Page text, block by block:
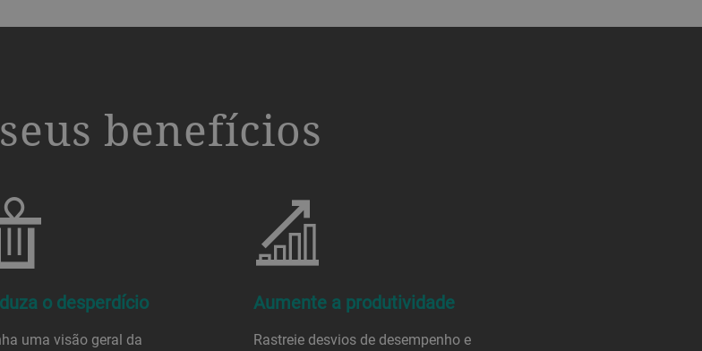
benefícios
o desperdício
uma visão geral da
Aumente a produtividade
Rastreie desvios de desempenho e